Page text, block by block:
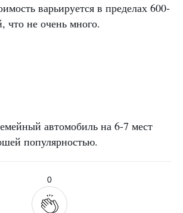
варьируется в пределах 600-
что не очень много.
автомобиль на 6-7 мест
популярностью.
0